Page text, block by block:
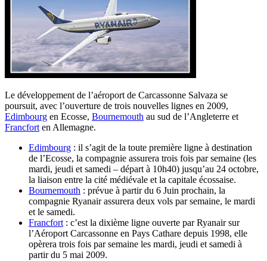
Le développement de l’aéroport de Carcassonne Salvaza se
poursuit, avec l’ouverture de trois nouvelles lignes en 2009,
Edimbourg en Ecosse, Bournemouth au sud de l’Angleterre et
Francfort en Allemagne.
Edimbourg : il s’agit de la toute première ligne à destination
de l’Ecosse, la compagnie assurera trois fois par semaine (les
mardi, jeudi et samedi – départ à 10h40) jusqu’au 24 octobre,
la liaison entre la cité médiévale et la capitale écossaise.
Bournemouth : prévue à partir du 6 Juin prochain, la
compagnie Ryanair assurera deux vols par semaine, le mardi
et le samedi.
Francfort : c’est la dixième ligne ouverte par Ryanair sur
l’Aéroport Carcassonne en Pays Cathare depuis 1998, elle
opèrera trois fois par semaine les mardi, jeudi et samedi à
partir du 5 mai 2009.